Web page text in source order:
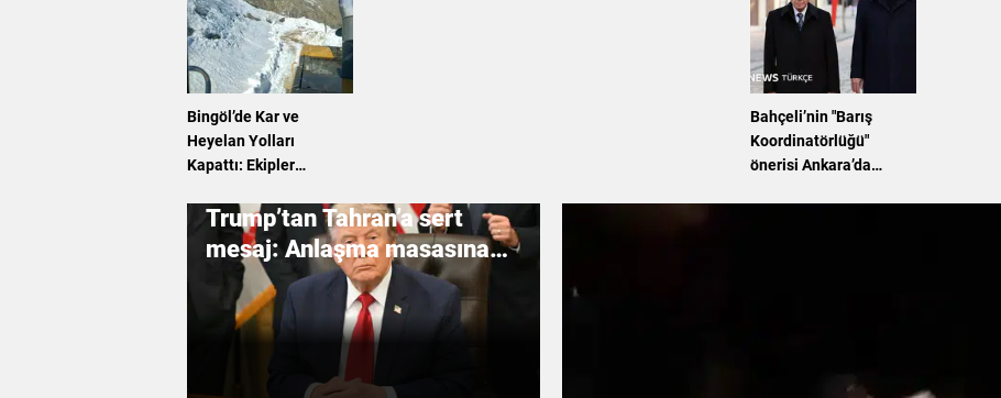
Bingöl’de Kar ve
Heyelan Yolları
Kapattı: Ekipler
Bahçeli’nin "Barış
Koordinatörlüğü"
önerisi Ankara’da
Trump’tan Tahran’a sert
mesaj: Anlaşma masasına
oturmazsanız altyapınızı yerle
bir ederiz